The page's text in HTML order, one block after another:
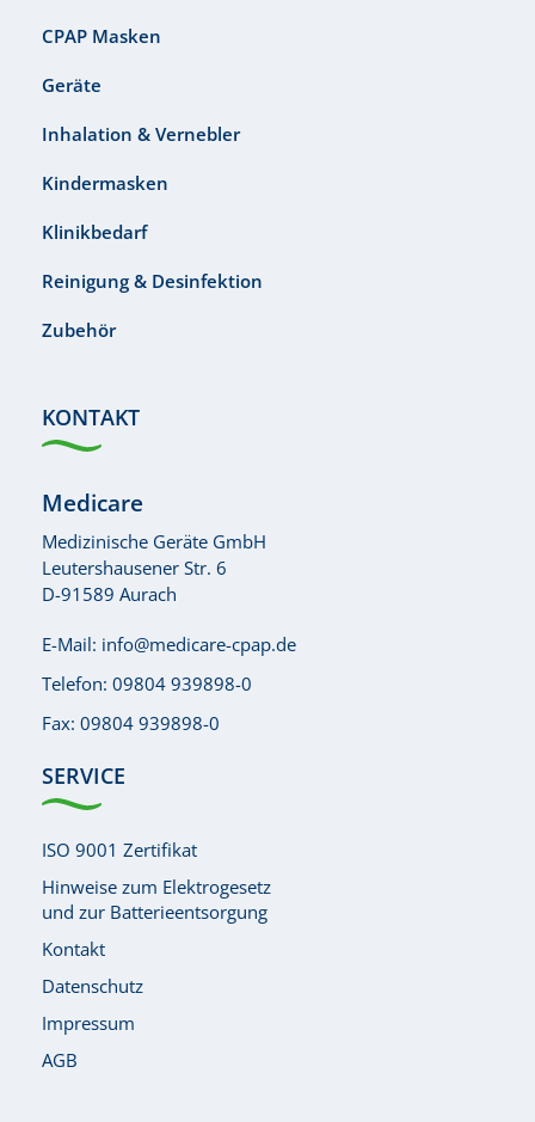
CPAP Masken
Geräte
Inhalation & Vernebler
Kindermasken
Klinikbedarf
Reinigung & Desinfektion
Zubehör
KONTAKT
Medicare
Medizinische Geräte GmbH
Leutershausener Str. 6
D-91589 Aurach
E-Mail: info@medicare-cpap.de
Telefon: 09804 939898-0
Fax: 09804 939898-0
SERVICE
ISO 9001 Zertifikat
Hinweise zum Elektrogesetz
und zur Batterieentsorgung
Kontakt
Datenschutz
Impressum
AGB